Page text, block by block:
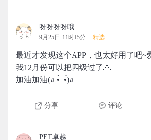
呀呀呀呀哦
9月25日 11时15分 精选
最近才发现这个APP，也太好用了吧~
我12月份可以把四级过了🙏️
加油加油(ง •̀_•́)ง
分享 评论
PET卓越